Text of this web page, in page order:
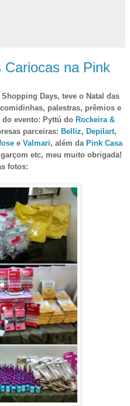
Cariocas na Pink
Days, teve o Natal das
palestras, prêmios e
evento: Pyttú do Rockeira &
parceiras: Belliz, Depilart,
e Valmari, além da Pink Casa
etc, meu muito obrigada!
fotos: